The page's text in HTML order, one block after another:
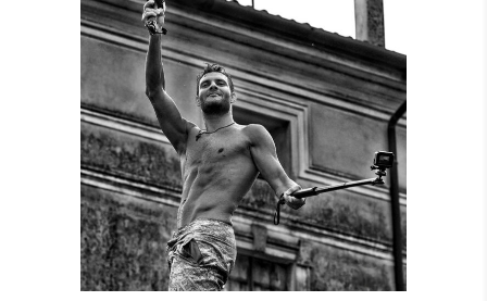
SPETTACOLI
DIURNI E
NOTTURNI